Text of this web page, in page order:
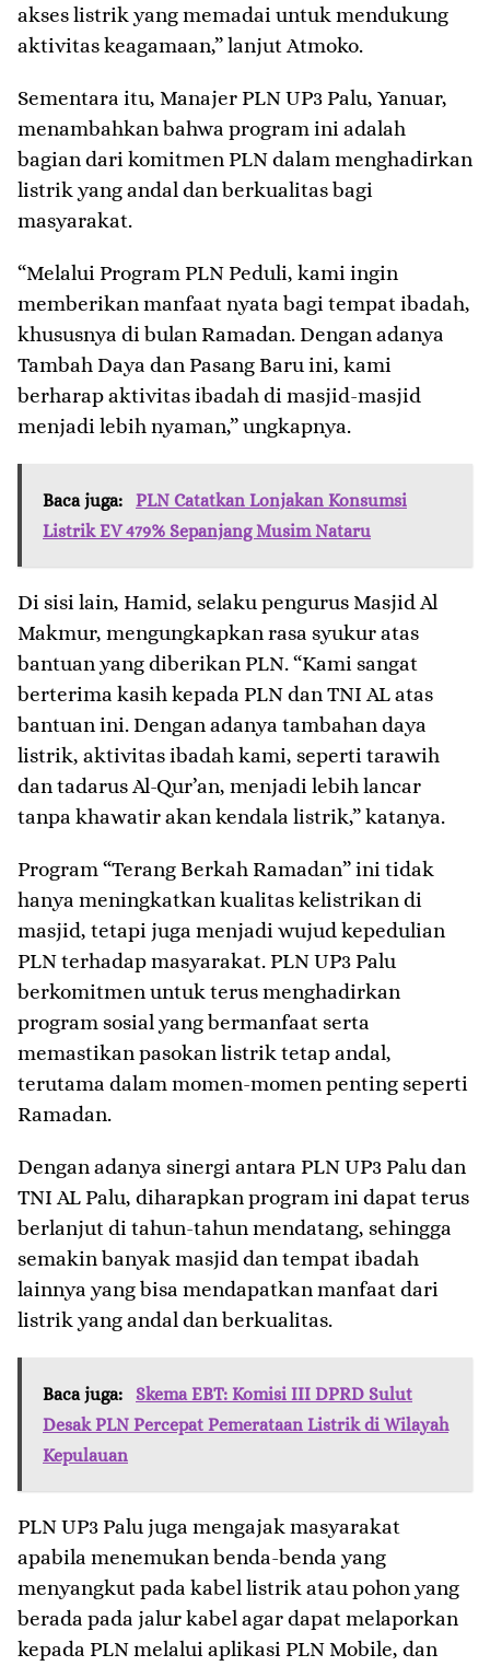
akses listrik yang memadai untuk mendukung
aktivitas keagamaan,” lanjut Atmoko.
Sementara itu, Manajer PLN UP3 Palu, Yanuar,
menambahkan bahwa program ini adalah
bagian dari komitmen PLN dalam menghadirkan
listrik yang andal dan berkualitas bagi
masyarakat.
“Melalui Program PLN Peduli, kami ingin
memberikan manfaat nyata bagi tempat ibadah,
khususnya di bulan Ramadan. Dengan adanya
Tambah Daya dan Pasang Baru ini, kami
berharap aktivitas ibadah di masjid-masjid
menjadi lebih nyaman,” ungkapnya.
Baca juga:
PLN Catatkan Lonjakan Konsumsi
Listrik EV 479% Sepanjang Musim Nataru
Di sisi lain, Hamid, selaku pengurus Masjid Al
Makmur, mengungkapkan rasa syukur atas
bantuan yang diberikan PLN. “Kami sangat
berterima kasih kepada PLN dan TNI AL atas
bantuan ini. Dengan adanya tambahan daya
listrik, aktivitas ibadah kami, seperti tarawih
dan tadarus Al-Qur’an, menjadi lebih lancar
tanpa khawatir akan kendala listrik,” katanya.
Program “Terang Berkah Ramadan” ini tidak
hanya meningkatkan kualitas kelistrikan di
masjid, tetapi juga menjadi wujud kepedulian
PLN terhadap masyarakat. PLN UP3 Palu
berkomitmen untuk terus menghadirkan
program sosial yang bermanfaat serta
memastikan pasokan listrik tetap andal,
terutama dalam momen-momen penting seperti
Ramadan.
Dengan adanya sinergi antara PLN UP3 Palu dan
TNI AL Palu, diharapkan program ini dapat terus
berlanjut di tahun-tahun mendatang, sehingga
semakin banyak masjid dan tempat ibadah
lainnya yang bisa mendapatkan manfaat dari
listrik yang andal dan berkualitas.
Baca juga:
Skema EBT: Komisi III DPRD Sulut
Desak PLN Percepat Pemerataan Listrik di Wilayah
Kepulauan
PLN UP3 Palu juga mengajak masyarakat
apabila menemukan benda-benda yang
menyangkut pada kabel listrik atau pohon yang
berada pada jalur kabel agar dapat melaporkan
kepada PLN melalui aplikasi PLN Mobile, dan